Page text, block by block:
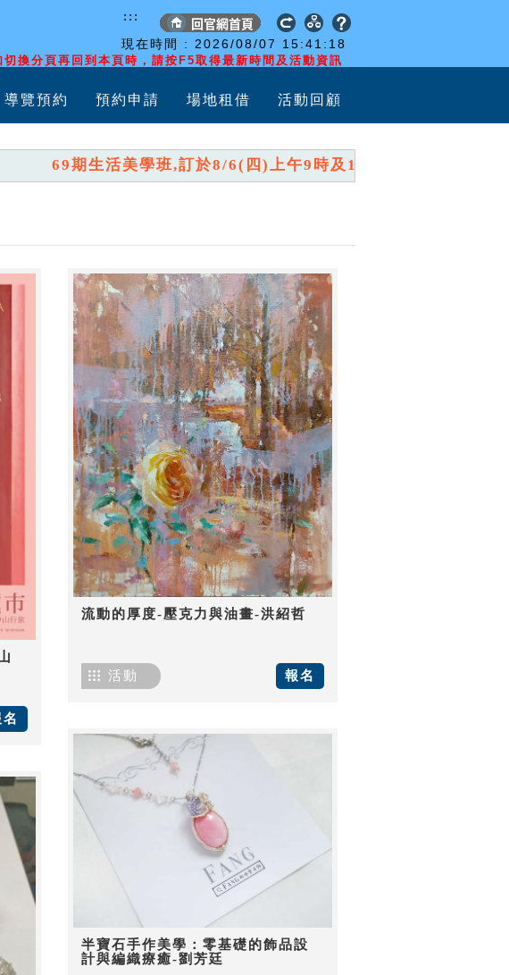
現在時間 : 2026/08/07 15:41:19
切換分頁再回到本頁時，請按F5取得最新時間及活動資訊
:::
導覽預約 預約申請 場地租借 活動回顧
69期生活美學班,訂於8/6(四)上午9時及10時,分兩時段開放報名,請
流動的厚度-壓克力與油畫-洪紹哲
報名
活動
半寶石手作美學：零基礎的飾品設
計與編織療癒-劉芳廷